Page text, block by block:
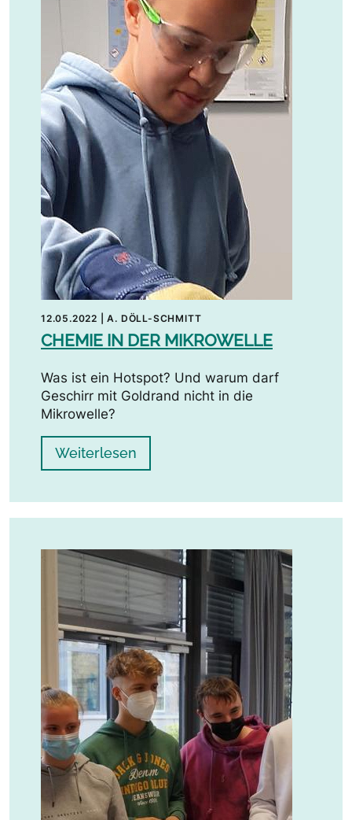
12.05.2022 |A. DÖLL-SCHMITT
CHEMIE IN DER MIKROWELLE
Was ist ein Hotspot? Und warum darf
Geschirr mit Goldrand nicht in die
Mikrowelle?
Weiterlesen